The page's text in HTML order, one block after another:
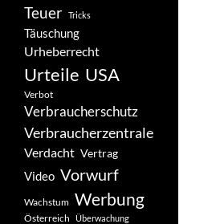
Teuer Tricks
Täuschung
Urheberrecht
Urteile USA
Verbot
Verbraucherschutz
Verbraucherzentrale
Verdacht Vertrag
Video Vorwurf
Wachstum Werbung
Österreich Überwachung